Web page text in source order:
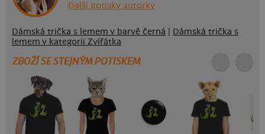
Další potisky autorky
Dámská trička s lemem v barvě černá
Dámská trička s
lemem v kategorii Zvířátka
ZBOŽÍ SE STEJNÝM POTISKEM